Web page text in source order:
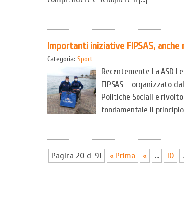
Importanti iniziative FIPSAS,
Categoria: Sport
Recentemente La ASD
FIPSAS – organizzato
Politiche Sociali e
fondamentale il
Pagina 20 di 91 « Prima « ... 10